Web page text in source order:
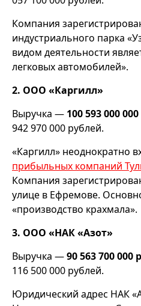
Компания
индустриального парка
видом деятельности
легковых автомобилей».
2. ООО «Каргилл»
Выручка — 100 593 000
942 970 000 рублей.
«Каргилл» неоднократно
прибыльных компаний
Компания
улице в Ефремове.
«производство крахмала».
3. ООО «НАК «Азот»
Выручка —90 563 700 000
116 500 000 рублей.
Юридический адрес НАК